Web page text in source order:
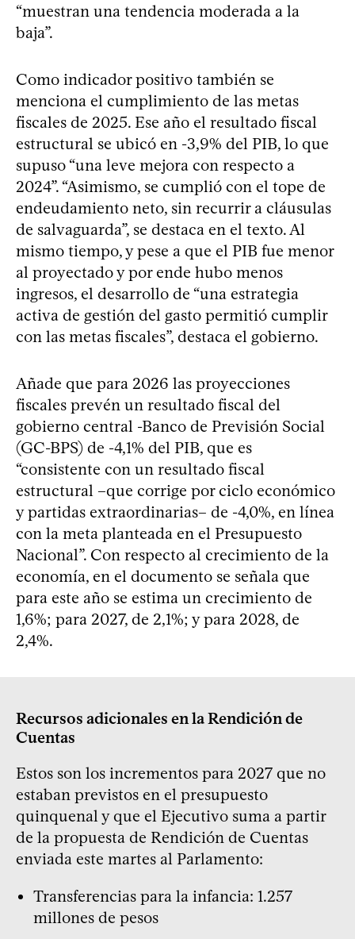
“muestran una tendencia moderada a la
baja”.
Como indicador positivo también se
menciona el cumplimiento de las metas
fiscales de 2025. Ese año el resultado fiscal
estructural se ubicó en -3,9% del PIB, lo que
supuso “una leve mejora con respecto a
2024”. “Asimismo, se cumplió con el tope de
endeudamiento neto, sin recurrir a cláusulas
de salvaguarda”, se destaca en el texto. Al
mismo tiempo, y pese a que el PIB fue menor
al proyectado y por ende hubo menos
ingresos, el desarrollo de “una estrategia
activa de gestión del gasto permitió cumplir
con las metas fiscales”, destaca el gobierno.
Añade que para 2026 las proyecciones
fiscales prevén un resultado fiscal del
gobierno central -Banco de Previsión Social
(GC-BPS) de -4,1% del PIB, que es
“consistente con un resultado fiscal
estructural –que corrige por ciclo económico
y partidas extraordinarias– de -4,0%, en línea
con la meta planteada en el Presupuesto
Nacional”. Con respecto al crecimiento de la
economía, en el documento se señala que
para este año se estima un crecimiento de
1,6%; para 2027, de 2,1%; y para 2028, de
2,4%.
Recursos adicionales en la Rendición de
Cuentas
Estos son los incrementos para 2027 que no
estaban previstos en el presupuesto
quinquenal y que el Ejecutivo suma a partir
de la propuesta de Rendición de Cuentas
enviada este martes al Parlamento:
Transferencias para la infancia: 1.257
millones de pesos